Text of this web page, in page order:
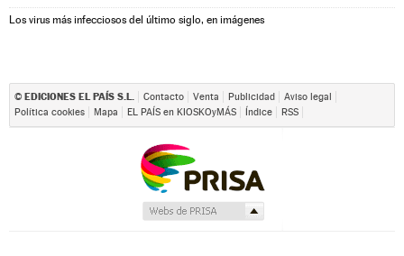
Los virus más infecciosos del último siglo, en imágenes
© EDICIONES EL PAÍS S.L. Contacto Venta Publicidad
Aviso legal
Política cookies
Mapa EL PAÍS en KIOSKOyMÁS Índice RSS